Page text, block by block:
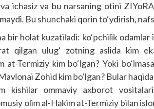
ichasiz va bu narsaning otini
Bu shunchaki qorin to‘ydirish,
bir holat kuzatiladi: ko‘pchilik
qilgan ulug‘ zotning aslida kim
at-Termiziy kim bo‘lgan? Yoki
Zohid kim bo‘lgan? Bular
kishilar ommaviy axborot
olim al-Hakim at-Termiziy bilan